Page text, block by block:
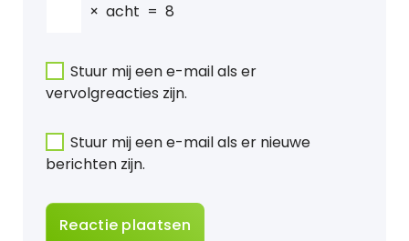
× acht = 8
Stuur mij een e-mail als er
vervolgreacties zijn.
Stuur mij een e-mail als er nieuwe
berichten zijn.